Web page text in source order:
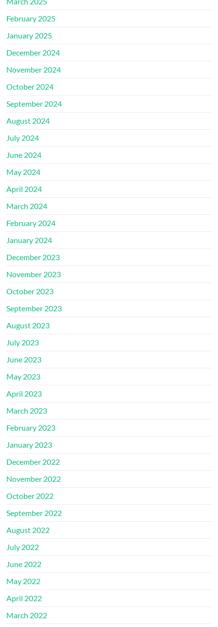
February 2025
January 2025
December 2024
November 2024
October 2024
September 2024
August 2024
July 2024
June 2024
May 2024
April 2024
March 2024
February 2024
January 2024
December 2023
November 2023
October 2023
September 2023
August 2023
July 2023
June 2023
May 2023
April 2023
March 2023
February 2023
January 2023
December 2022
November 2022
October 2022
September 2022
August 2022
July 2022
June 2022
May 2022
April 2022
March 2022